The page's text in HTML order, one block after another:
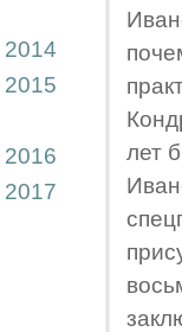
2014
2015
2016
2017
лет